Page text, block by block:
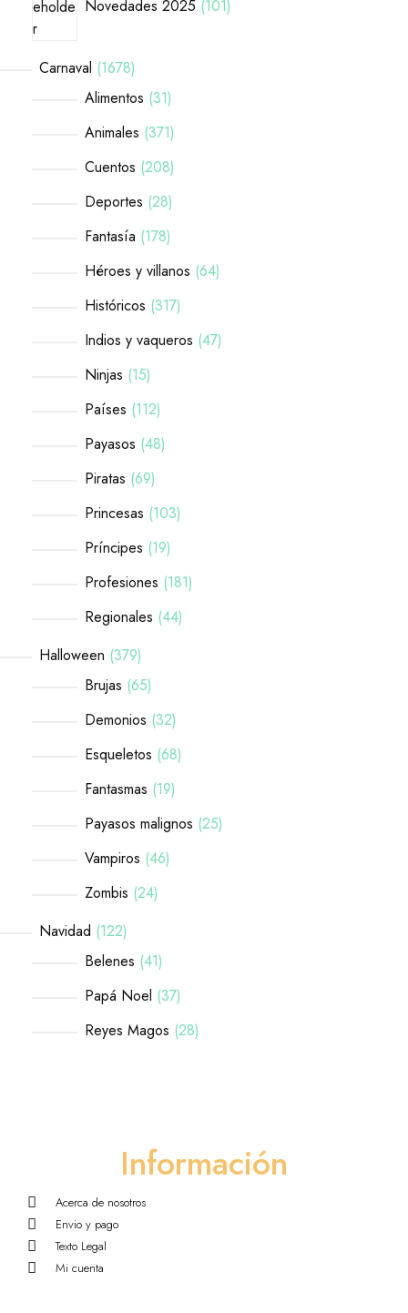
Novedades 2025 101
Carnaval 1678
Alimentos 31
Animales 371
Cuentos 208
Deportes 28
Fantasía 178
Héroes y villanos 64
Históricos 317
Indios y vaqueros 47
Ninjas 15
Países 112
Payasos 48
Piratas 69
Princesas 103
Príncipes 19
Profesiones 181
Regionales 44
Halloween 379
Brujas 65
Demonios 32
Esqueletos 68
Fantasmas 19
Payasos malignos 25
Vampiros 46
Zombis 24
Navidad 122
Belenes 41
Papá Noel 37
Reyes Magos 28
Información
Acerca de nosotros
Envio y pago
Texto Legal
Mi cuenta